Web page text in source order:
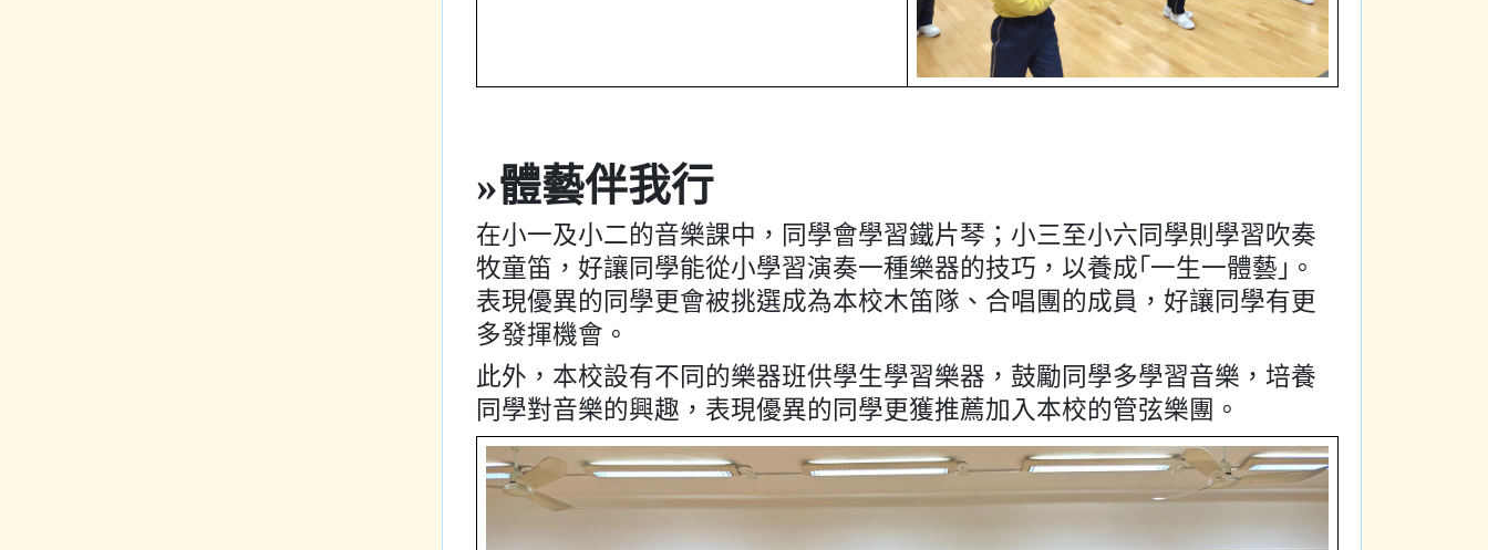
»體藝伴我行
在小一及小二的音樂課中，同學會學習鐵片琴；小三至小六同學則學習吹奏
牧童笛，好讓同學能從小學習演奏一種樂器的技巧，以養成｢一生一體藝｣。
表現優異的同學更會被挑選成為本校木笛隊、合唱團的成員，好讓同學有更
多發揮機會。
此外，本校設有不同的樂器班供學生學習樂器，鼓勵同學多學習音樂，培養
同學對音樂的興趣，表現優異的同學更獲推薦加入本校的管弦樂團。